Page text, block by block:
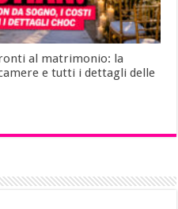
al matrimonio: la
e tutti i dettagli delle